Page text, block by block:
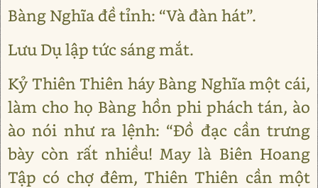
Bàng Nghĩa đề tỉnh: “Và đàn hát”.
Lưu Dụ lập tức sáng mắt.
Kỷ Thiên Thiên háy Bàng Nghĩa một cái,
làm cho họ Bàng hồn phi phách tán, ào
ào nói như ra lệnh: “Đồ đạc cần trưng
bày còn rất nhiều! May là Biên Hoang
Tập có chợ đêm, Thiên Thiên cần một